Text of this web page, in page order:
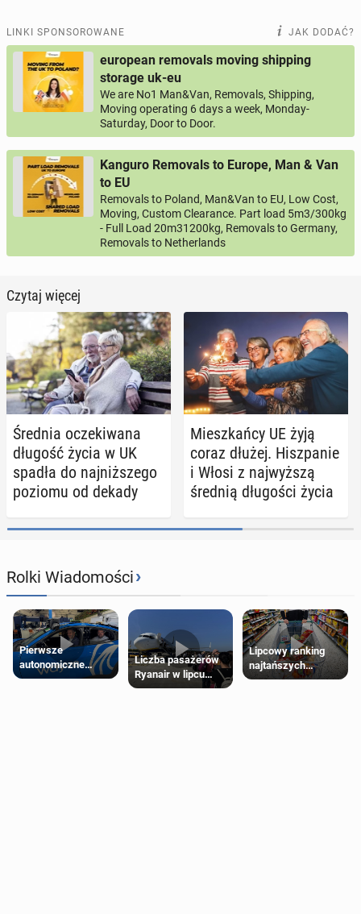
LINKI SPONSOROWANE JAK DODAĆ?
european removals moving shipping
storage uk-eu
We are No1 Man&Van, Removals, Shipping,
Moving operating 6 days a week, Monday-
Saturday, Door to Door.
Kanguro Removals to Europe, Man & Van
to EU
Removals to Poland, Man&Van to EU, Low Cost,
Moving, Custom Clearance. Part load 5m3/300kg
- Full Load 20m31200kg, Removals to Germany,
Removals to Netherlands
Czytaj więcej
Średnia ocze­ki­wa­na
długość życia w UK
spadła do naj­niż­sze­go
poziomu od dekady
Miesz­kań­cy UE żyją
coraz dłużej. Hisz­pa­nie
i Włosi z naj­wyż­szą
średnią dłu­go­ści życia
Rolki Wiadomości›
Pierwsze
autonomiczne
Ubery pojawią się
Liczba pasażerów
Ryanair w lipcu
pobiła rekord
Lipcowy ranking
najtańszych
supermarketów